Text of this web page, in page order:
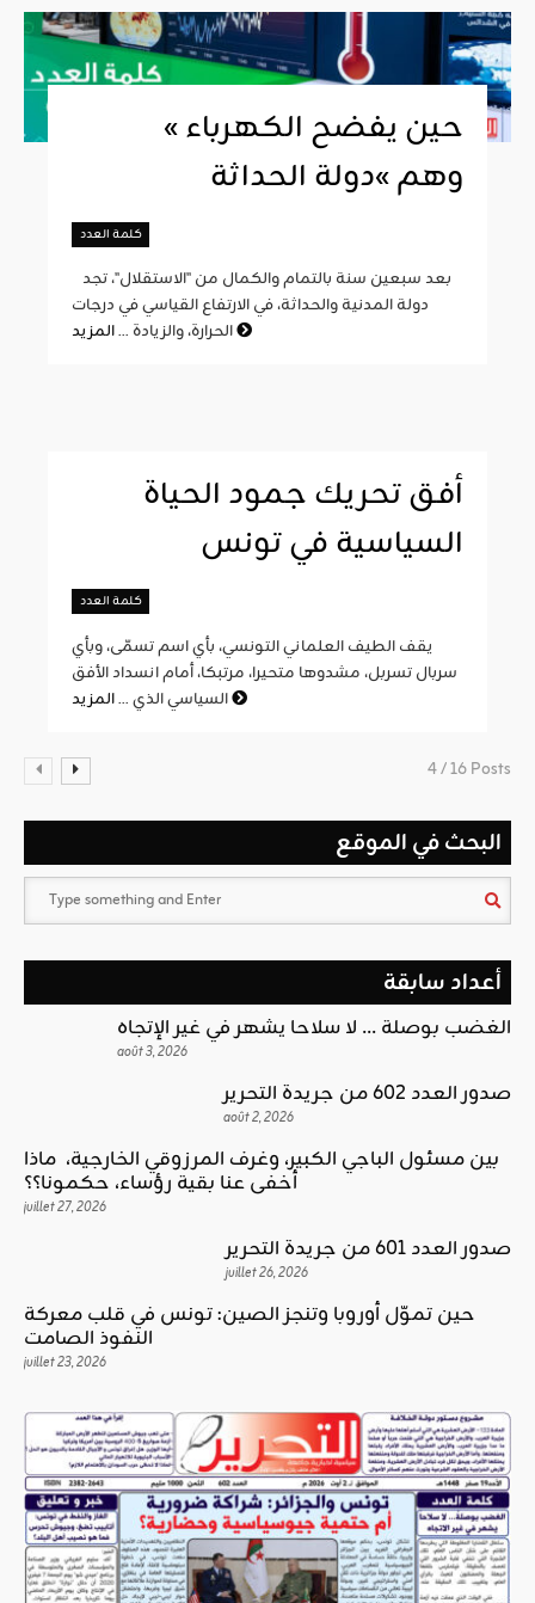
« حين يفضح الكهرباء
وهم »دولة الحداثة
كلمة العدد
دولة المدنية والحداثة، في الارتفاع القياسي في درجات
الحرارة، والزيادة ...
أفق تحريك جمود الحياة
السياسية في تونس
كلمة العدد
يقف الطيف العلماني التونسي، بأي اسم تسمّى، وبأي
سربال تسربل، مشدوها متحيرا، مرتبكا، أمام انسداد الأفق
السياسي الذي ...
4 / 16 Posts
البحث في الموقع
أعداد سابقة
الغضب بوصلة … لا سلاحا يشهر في غير الإتجاه
août 3, 2026
صدور العدد 602 من جريدة التحرير
août 2, 2026
بين مسئول الباجي الكبير، وغرف المرزوقي الخارجية، ماذا
أخفى عنا بقية رؤساء، حكمونا؟؟
juillet 27, 2026
صدور العدد 601 من جريدة التحرير
juillet 26, 2026
حين تموّل أوروبا وتنجز الصين: تونس في قلب معركة
النفوذ الصامت
juillet 23, 2026